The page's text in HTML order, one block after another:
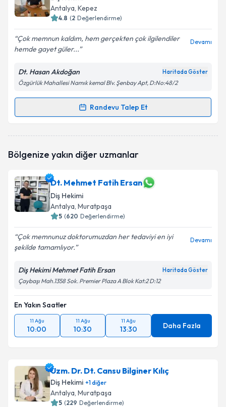
Antalya, Kepez
4.8 (2 Değerlendirme)
Çok memnun kaldım, hem gerçekten çok ilgilendiler
hemde gayet güler...
Devamı
Dt. Hasan Akdoğan Haritada Göster
Özgürlük Mahallesi Namık kemal Blv. Şenbay Apt, D:No:48/2
Randevu Talep Et
Randevu Takvimi Talebi
oluşturun. Size bu uzmandan randevu almanız için bir
E-posta Adresiniz
Kişisel verilerimin işlenmesine ilişkinAydınlatma
Metni'ni okudum ve kişisel verilerimin belirtilen
Bölgenize yakın diğer uzmanlar
Dt. Mehmet Fatih Ersan
Diş Hekimi
Antalya, Muratpaşa
5 (620 Değerlendirme)
Çok memnunuz doktorumuzdan her tedaviyi en iyi
şekilde tamamlıyor.
Devamı
Diş Hekimi Mehmet Fatih Ersan Haritada Göster
Çaybaşı Mah.1358 Sok. Premier Plaza A Blok Kat:2 D:12
En Yakın Saatler
11 Ağu
10:00
11 Ağu
10:30
11 Ağu
13:30 Daha Fazla
Uzm. Dr. Dt. Cansu Bilginer Kılıç
Diş Hekimi +1diğer
Antalya, Muratpaşa
5 (229 Değerlendirme)